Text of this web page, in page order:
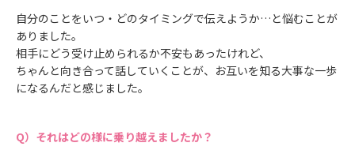
自分のことをいつ・どのタイミングで伝えようか…と悩むことが
ありました。
相手にどう受け止められるか不安もあったけれど、
ちゃんと向き合って話していくことが、お互いを知る大事な一歩
になるんだと感じました。
それはどの様に乗り越えましたか？